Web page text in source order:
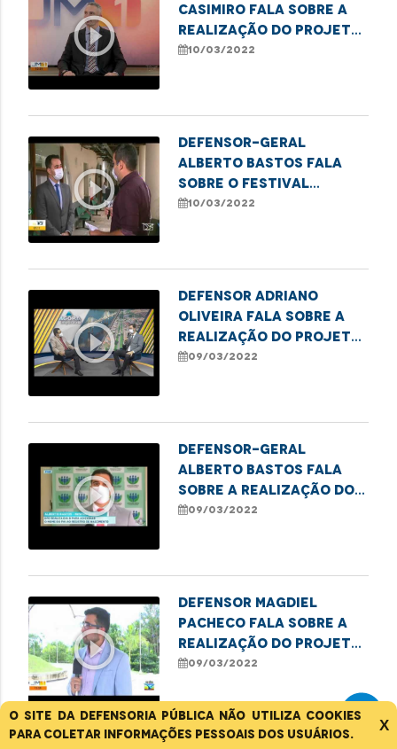
O site da Defensoria Pública não utiliza cookies
para coletar informações pessoais dos usuários.
X
play_circle_outline
Casimiro fala sobre a
realização do projeto
"Meu Pai tem Nome" em
10/03/2022
play_circle_outline
Defensor-geral
Alberto Bastos fala
sobre o festival
"defensoriaDELAS"
10/03/2022
play_circle_outline
Defensor Adriano
Oliveira fala sobre a
realização do projeto
"Meu Pai tem Nome"
09/03/2022
play_circle_outline
Defensor-geral
Alberto Bastos fala
sobre a realização do
projeto "Meu Pai tem
09/03/2022
play_circle_outline
Defensor Magdiel
Pacheco fala sobre a
realização do projeto
"Meu Pai tem Nome"
09/03/2022